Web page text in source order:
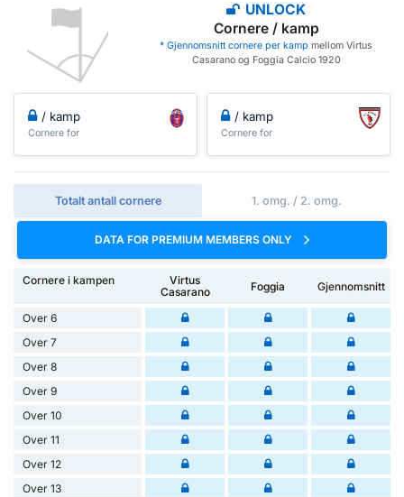
UNLOCK
Cornere / kamp
* Gjennomsnitt cornere per kamp mellom Virtus
Casarano og Foggia Calcio 1920
/ kamp
Cornere for
/ kamp
Cornere for
Totalt antall cornere 1. omg. / 2. omg.
DATA FOR PREMIUM MEMBERS ONLY
Cornere i kampen
Virtus
Casarano
Foggia Gjennomsnitt
Over 6
Over 7
Over 8
Over 9
Over 10
Over 11
Over 12
Over 13